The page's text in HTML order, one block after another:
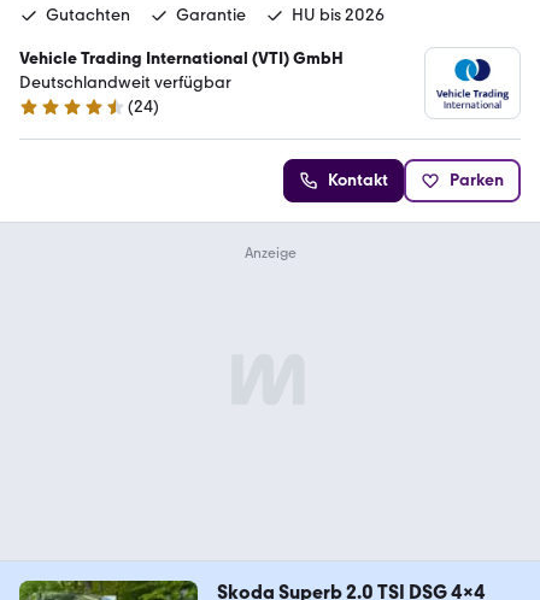
Gutachten
Garantie HU bis 2026
Vehicle Trading International (VTI) GmbH
Deutschlandweit verfügbar
4.4 Sterne
(24)
Kontakt Parken
Skoda Superb 2.0 TSI DSG 4x4